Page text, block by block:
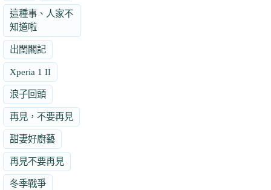
這種事、人家不
知道啦
出閨閣記
Xperia 1 II
浪子回頭
再見，不要再見
甜妻好廚藝
再見不要再見
冬季戰爭